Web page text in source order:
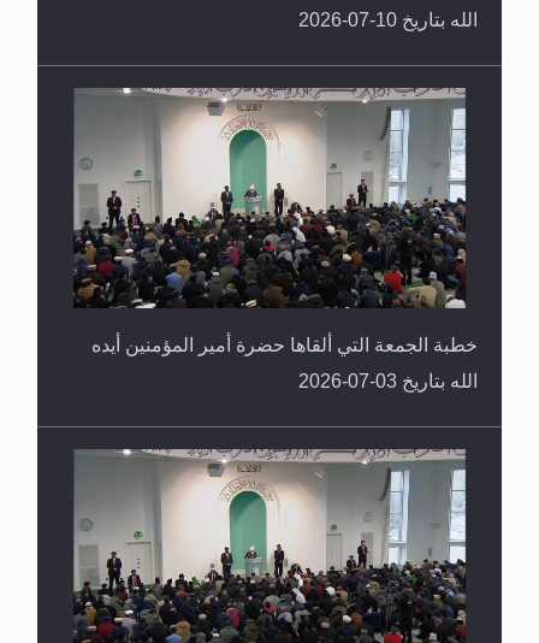
الله بتاريخ 10-07-2026
خطبة الجمعة التي ألقاها حضرة أمير المؤمنين أيده
الله بتاريخ 03-07-2026